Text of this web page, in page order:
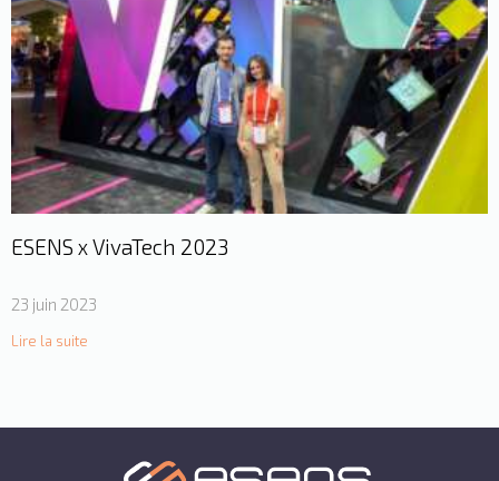
ESENS x VivaTech 2023
23 juin 2023
Lire la suite